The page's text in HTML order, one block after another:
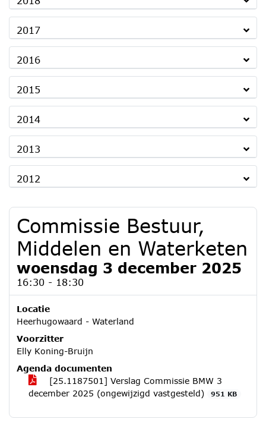
2017
2016
2015
2014
2013
2012
Commissie Bestuur,
Middelen en Waterketen
woensdag 3 december 2025
16:30 - 18:30
Locatie
Heerhugowaard - Waterland
Voorzitter
Elly Koning-Bruijn
Agenda documenten
[25.1187501] Verslag Commissie BMW 3
december 2025 (ongewijzigd vastgesteld)
951 KB